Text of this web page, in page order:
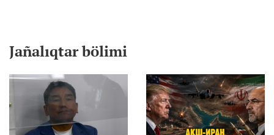
Jañalıqtar bölimi